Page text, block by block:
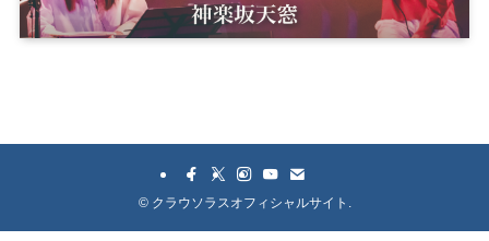
©クラウソラスオフィシャルサイト.